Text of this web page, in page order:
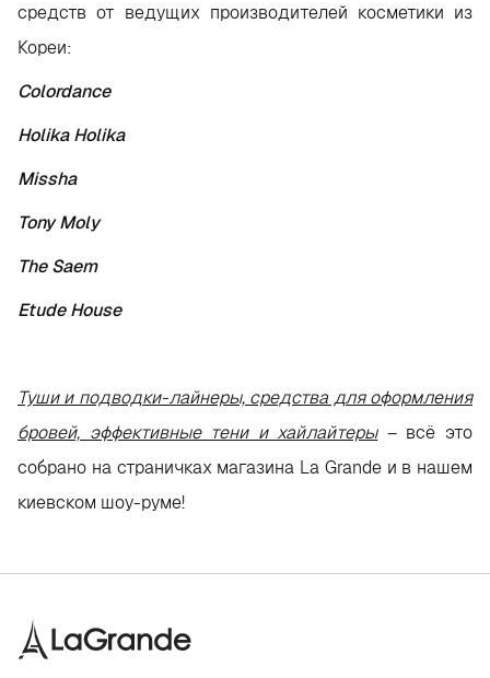
средств от ведущих производителей косметики из
Кореи:
Colordance
Holika Holika
Missha
Tony Moly
The Saem
Etude House
Туши и подводки-лайнеры, средства для оформления
бровей, эффективные тени и хайлайтеры– всё это
собрано на страничках магазина La Grande и в нашем
киевском шоу-руме!